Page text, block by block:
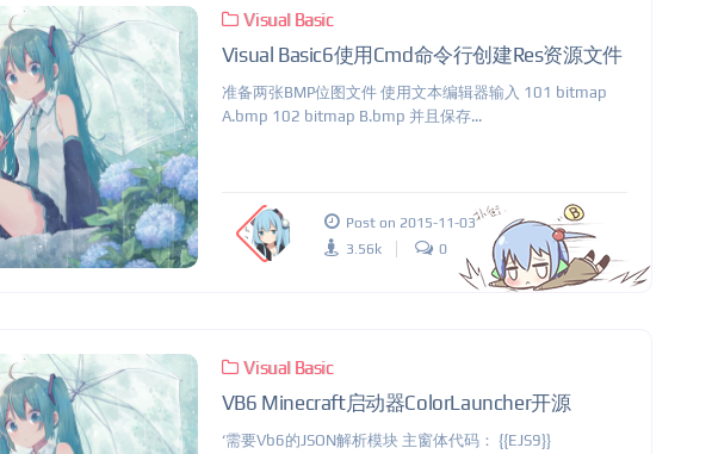
Visual Basic
Visual Basic6使用Cmd命令行创建Res资源文件
准备两张BMP位图文件 使用文本编辑器输入 101 bitmap
A.bmp 102 bitmap B.bmp 并且保存...
Post on 2015-11-03
3.56k
0
Visual Basic
VB6 Minecraft启动器ColorLauncher开源
‘需要Vb6的JSON解析模块 主窗体代码： {{EJS9}}